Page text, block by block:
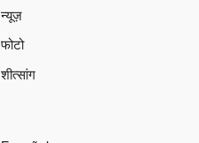
न्यूज़
फोटो
शीत्सांग